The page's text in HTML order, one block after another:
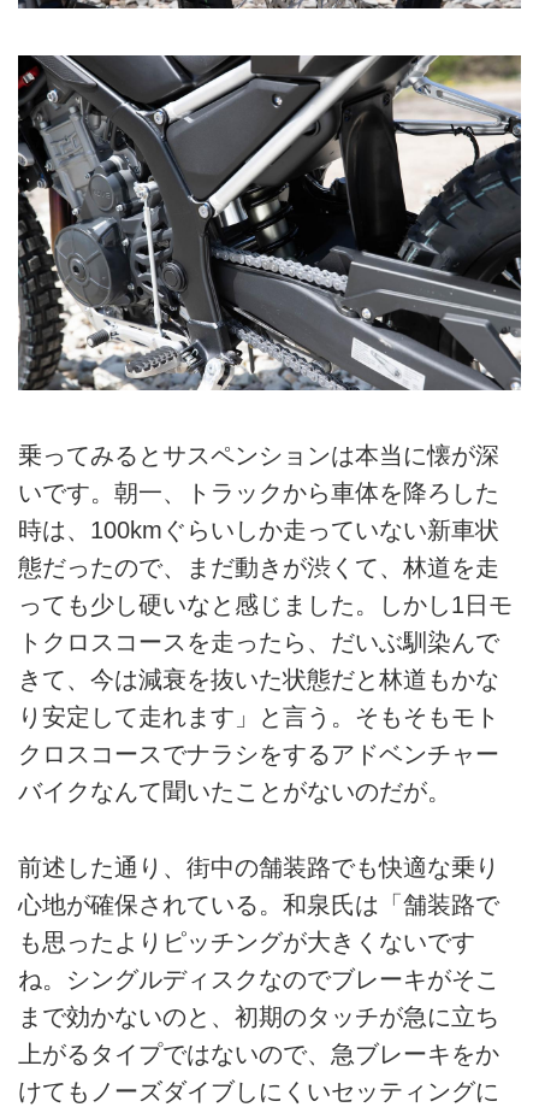
乗ってみるとサスペンションは本当に懐が深
いです。朝一、トラックから車体を降ろした
時は、100kmぐらいしか走っていない新車状
態だったので、まだ動きが渋くて、林道を走
っても少し硬いなと感じました。しかし1日モ
トクロスコースを走ったら、だいぶ馴染んで
きて、今は減衰を抜いた状態だと林道もかな
り安定して走れます」と言う。そもそもモト
クロスコースでナラシをするアドベンチャー
バイクなんて聞いたことがないのだが。
前述した通り、街中の舗装路でも快適な乗り
心地が確保されている。和泉氏は「舗装路で
も思ったよりピッチングが大きくないです
ね。シングルディスクなのでブレーキがそこ
まで効かないのと、初期のタッチが急に立ち
上がるタイプではないので、急ブレーキをか
けてもノーズダイブしにくいセッティングに